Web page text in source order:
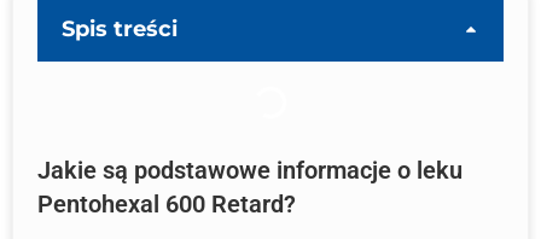
Spis treści
Jakie są podstawowe informacje o leku
Pentohexal 600 Retard?